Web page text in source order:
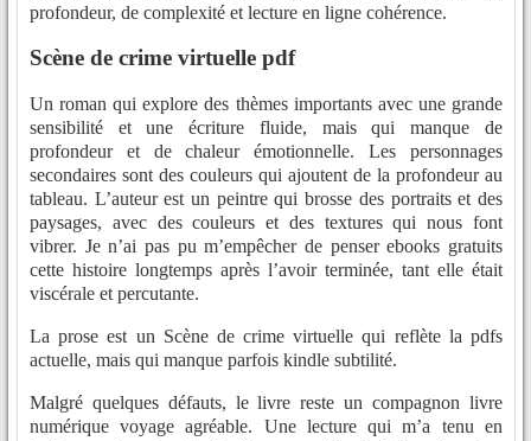
profondeur, de complexité et lecture en ligne cohérence.
Scène de crime virtuelle pdf
Un roman qui explore des thèmes importants avec une grande
sensibilité et une écriture fluide, mais qui manque de
profondeur et de chaleur émotionnelle. Les personnages
secondaires sont des couleurs qui ajoutent de la profondeur au
tableau. L’auteur est un peintre qui brosse des portraits et des
paysages, avec des couleurs et des textures qui nous font
vibrer. Je n’ai pas pu m’empêcher de penser ebooks gratuits
cette histoire longtemps après l’avoir terminée, tant elle était
viscérale et percutante.
La prose est un Scène de crime virtuelle qui reflète la pdfs
actuelle, mais qui manque parfois kindle subtilité.
Malgré quelques défauts, le livre reste un compagnon livre
numérique voyage agréable. Une lecture qui m’a tenu en